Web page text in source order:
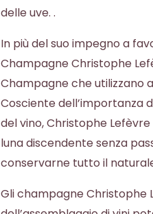
delle uve. .
In più del suo impegno a
Champagne Christophe
Champagne che utilizzano
Cosciente dell’importanza
del vino, Christophe
luna discendente senza
conservarne tutto il
Gli champagne Christophe